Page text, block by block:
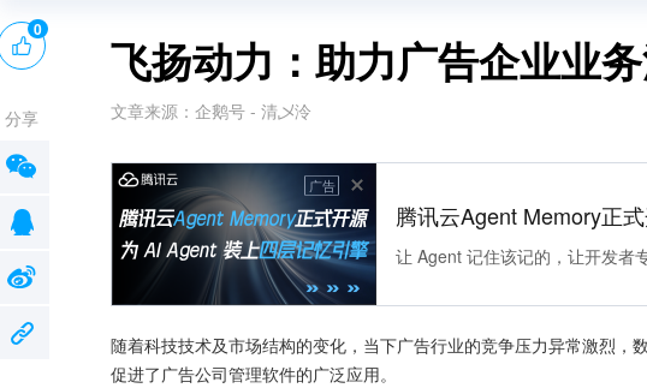
飞扬动力：助力广告企业业
文章来源： 企鹅号 - 清乄泠
广告
腾讯云Agent Memory正
让 Agent 记住该记的，让开发者
随着科技技术及市场结构的变化，当下广告行业的竞争压力异常激烈，
促进了广告公司管理软件的广泛应用。
0
分享